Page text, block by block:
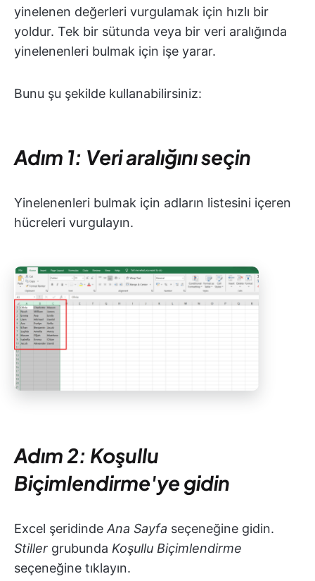
yinelenen değerleri vurgulamak için hızlı bir
yoldur. Tek bir sütunda veya bir veri aralığında
yinelenenleri bulmak için işe yarar.
Bunu şu şekilde kullanabilirsiniz:
Adım 1: Veri aralığını seçin
Yinelenenleri bulmak için adların listesini içeren
hücreleri vurgulayın.
Adım 2: Koşullu
Biçimlendirme'ye gidin
Excel şeridindeAna Sayfa seçeneğine gidin.
Stiller grubunda Koşullu Biçimlendirme
seçeneğine tıklayın.